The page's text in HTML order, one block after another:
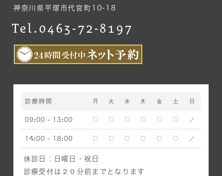
神奈川県平塚市代官町10-18
Tel.0463-72-8197
診療時間 月 火 水 木 金 土 日
09:00 - 13:00 〇 〇 〇 〇 〇 〇 ／
14:00 - 18:00 〇 〇 〇 〇 〇 〇 ／
休診日：
日曜日・祝日
診療受付は２０分前までとなります